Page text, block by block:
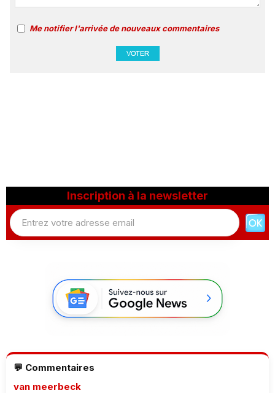
Me notifier l'arrivée de nouveaux commentaires
Inscription à la newsletter
💬 Commentaires
van meerbeck